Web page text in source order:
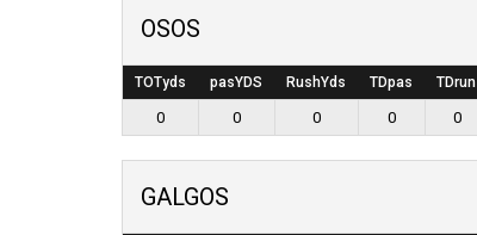
OSOS
TOTyds pasYDS RushYds TDpas TDrun
0 0 0 0 0
GALGOS